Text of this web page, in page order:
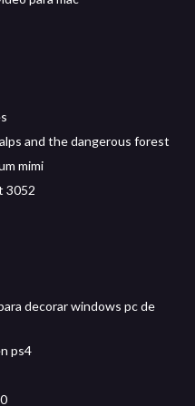
and the dangerous forest
mimi
3052
decorar windows pc de
ps4